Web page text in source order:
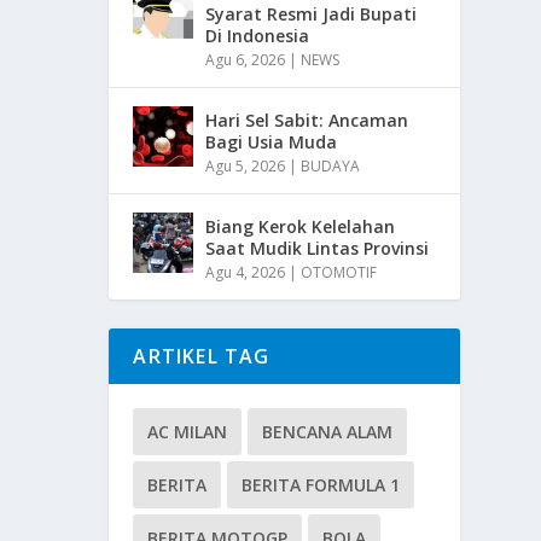
Syarat Resmi Jadi Bupati
Di Indonesia
Agu 6, 2026 | NEWS
Hari Sel Sabit: Ancaman
Bagi Usia Muda
Agu 5, 2026 | BUDAYA
Biang Kerok Kelelahan
Saat Mudik Lintas Provinsi
Agu 4, 2026 | OTOMOTIF
ARTIKEL TAG
AC MILAN BENCANA ALAM
BERITA BERITA FORMULA 1